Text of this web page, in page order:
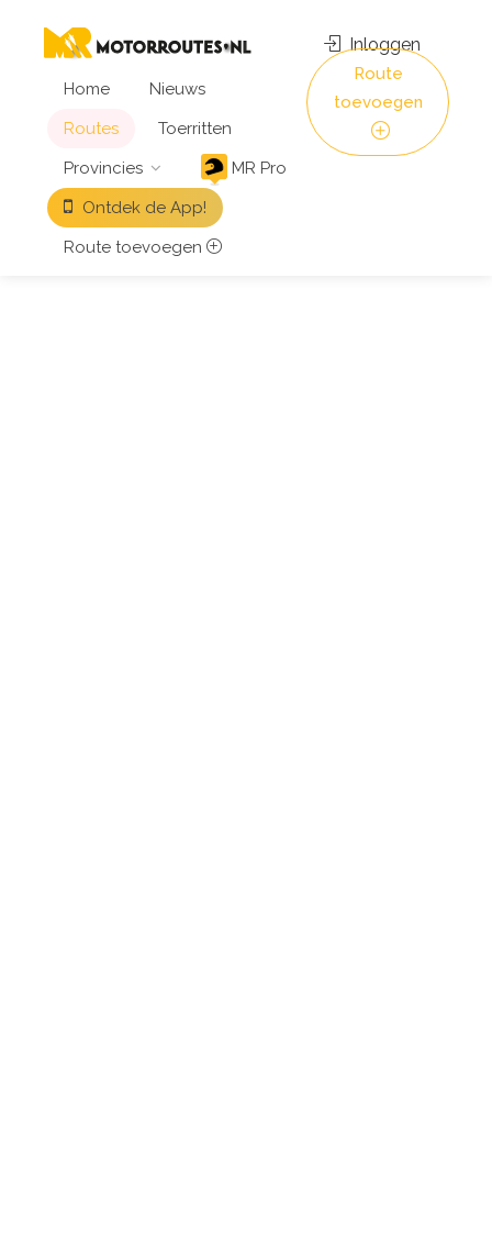
Home
Nieuws
Routes
Toerritten
Provincies
MR Pro
Ontdek de App!
Route toevoegen
Inloggen
Route
toevoegen